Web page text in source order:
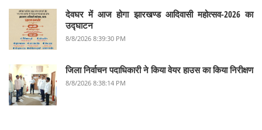
देवघर में आज होगा झारखण्ड आदिवासी महोत्सव-2026 का
उद्घाटन
8/8/2026 8:39:30 PM
जिला निर्वाचन पदाधिकारी ने किया वेयर हाउस का किया निरीक्षण
8/8/2026 8:38:14 PM